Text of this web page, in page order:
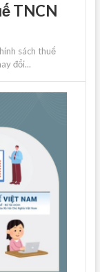
TNCN
sách thuế
đổi...